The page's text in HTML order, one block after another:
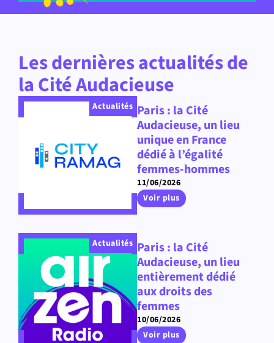
Les dernières actualités de
la Cité Audacieuse
Actualités Paris : la Cité
Audacieuse, un lieu
unique en France
dédié à l’égalité
femmes-hommes
11/06/2026
Voir plus
Actualités Paris : la Cité
Audacieuse, un lieu
entièrement dédié
aux droits des
femmes
10/06/2026
Voir plus